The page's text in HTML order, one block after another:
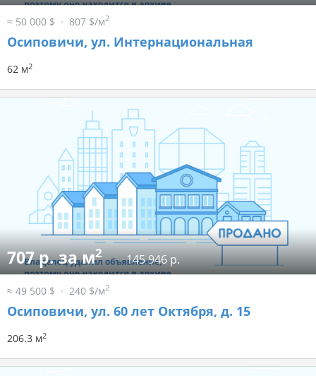
≈ 50 000 $ 807 $/м2
Осиповичи, ул. Интернациональная
62 м2
707 р. за м2 145 946 р.
≈ 49 500 $ 240 $/м2
Осиповичи, ул. 60 лет Октября, д. 15
206.3 м2